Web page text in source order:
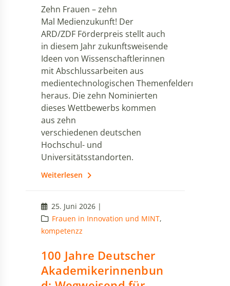
Zehn Frauen – zehn
Mal Medienzukunft! Der
ARD/ZDF Förderpreis stellt auch
in diesem Jahr zukunftsweisende
Ideen von Wissenschaftlerinnen
mit Abschlussarbeiten aus
medientechnologischen Themenfeldern
heraus. Die zehn Nominierten
dieses Wettbewerbs kommen
aus zehn
verschiedenen deutschen
Hochschul- und
Universitätsstandorten.
Weiterlesen
25. Juni 2026 |
Frauen in Innovation und MINT,
kompetenzz
100 Jahre Deutscher
Akademikerinnenbun